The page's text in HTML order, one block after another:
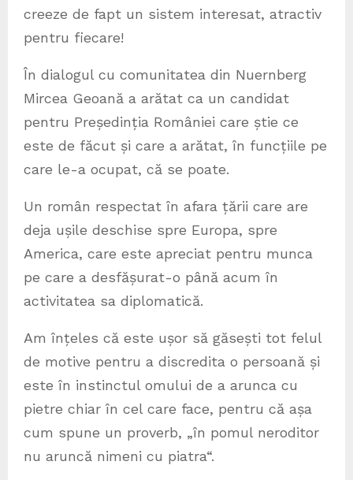
creeze de fapt un sistem interesat, atractiv
pentru fiecare!
În dialogul cu comunitatea din Nuernberg
Mircea Geoană a arătat ca un candidat
pentru Președinția României care știe ce
este de făcut și care a arătat, în funcțiile pe
care le-a ocupat, că se poate.
Un român respectat în afara țării care are
deja ușile deschise spre Europa, spre
America, care este apreciat pentru munca
pe care a desfășurat-o până acum în
activitatea sa diplomatică.
Am înțeles că este ușor să găsești tot felul
de motive pentru a discredita o persoană și
este în instinctul omului de a arunca cu
pietre chiar în cel care face, pentru că așa
cum spune un proverb, „în pomul neroditor
nu aruncă nimeni cu piatra“.